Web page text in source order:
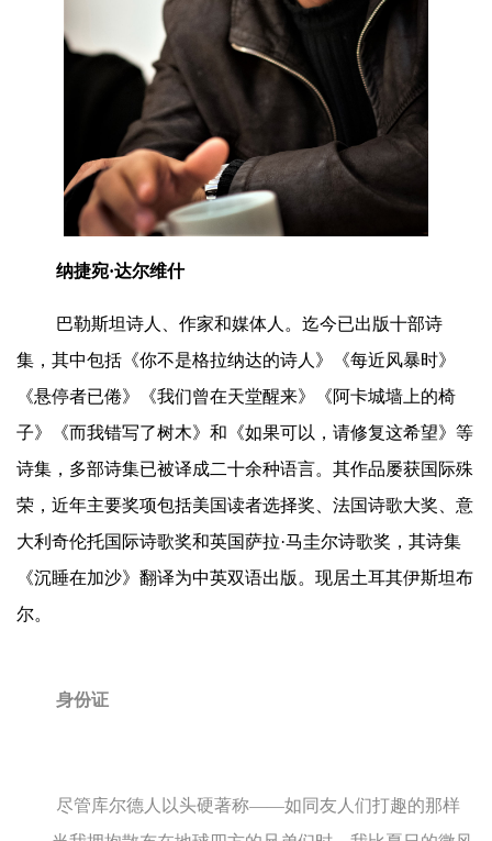
纳捷宛·达尔维什
巴勒斯坦诗人、作家和媒体人。迄今已出版十部诗
集，其中包括《你不是格拉纳达的诗人》《每近风暴时》
《悬停者已倦》《我们曾在天堂醒来》《阿卡城墙上的椅
子》《而我错写了树木》和《如果可以，请修复这希望》等
诗集，多部诗集已被译成二十余种语言。其作品屡获国际殊
荣，近年主要奖项包括美国读者选择奖、法国诗歌大奖、意
大利奇伦托国际诗歌奖和英国萨拉·马圭尔诗歌奖，其诗集
《沉睡在加沙》翻译为中英双语出版。现居土耳其伊斯坦布
尔。
身份证
尽管库尔德人以头硬著称——如同友人们打趣的那样